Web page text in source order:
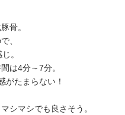
骨。
、
。
は4分～7分。
がたまらない！
シマシでも良さそう。